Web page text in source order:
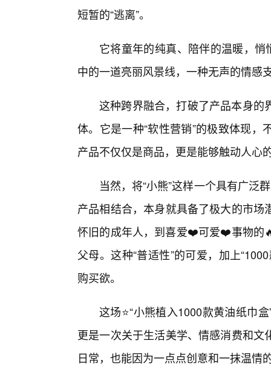
短暂的“逃离”。
它将童年的纯真、陪伴的温暖，悄
中的一道亮丽风景线，一种无声的情感
这种跨界融合，打破了产品本身的
体。它是一种“软性营销”的极致体现
产品不仅仅是商品，更是能够触动人心
当然，将“小熊”这样一个具有广泛
产品相结合，本身就具备了极大的市
怀旧的成年人，到喜爱❤️可爱❤️事物的
父母。这种“普适性”的可爱，加上
购买欲。
这场⭐“小熊植入1000款黄油纸巾
更是一次关于生活美学、情感消费和
日常，也能因为一点点创意和一抹温情